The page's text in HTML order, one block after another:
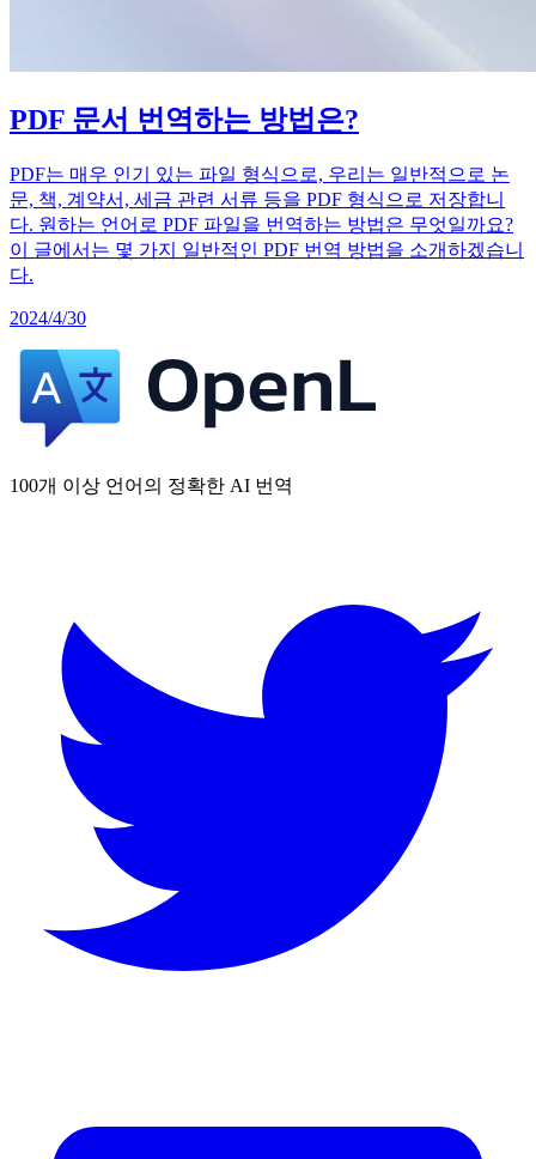
PDF 문서 번역하는 방법은?
PDF는 매우 인기 있는 파일 형식으로, 우리는 일반적으로 논
문, 책, 계약서, 세금 관련 서류 등을 PDF 형식으로 저장합니
다. 원하는 언어로 PDF 파일을 번역하는 방법은 무엇일까요?
이 글에서는 몇 가지 일반적인 PDF 번역 방법을 소개하겠습니
다.
2024/4/30
100개 이상 언어의 정확한 AI 번역